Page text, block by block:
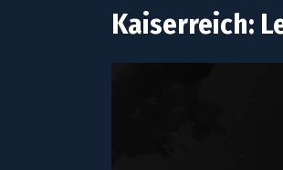
Kaiserreich: